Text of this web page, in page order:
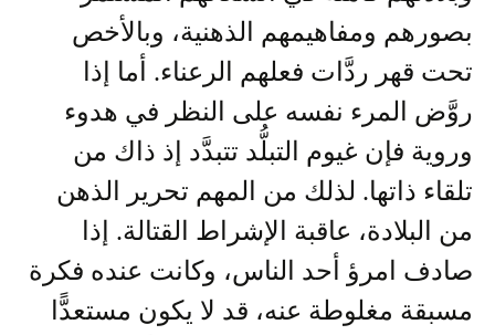
بصورهم ومفاهيمهم الذهنية، وبالأخص
تحت قهر ردَّات فعلهم الرعناء. أما إذا
روَّض المرء نفسه على النظر في هدوء
وروية فإن غيوم التبلُّد تتبدَّد إذ ذاك من
تلقاء ذاتها. لذلك من المهم تحرير الذهن
من البلادة، عاقبة الإشراط القتالة. إذا
صادف امرؤ أحد الناس، وكانت عنده فكرة
مسبقة مغلوطة عنه، قد لا يكون مستعدًّا